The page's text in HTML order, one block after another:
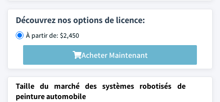
Découvrez nos options de licence:
À partir de: $2,450
Acheter Maintenant
Taille du marché des systèmes robotisés de
peinture automobile